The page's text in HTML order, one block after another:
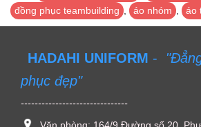
đồng phục teambuilding
áo nhóm áo
HADAHI UNIFORM -
phục đẹp"
-------------------------------